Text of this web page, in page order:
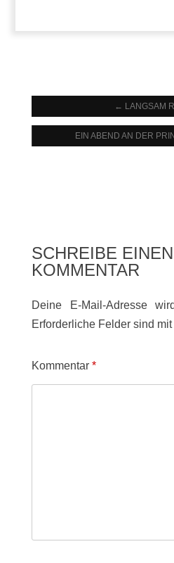
← LANGSAM
EIN ABEND AN DER
SCHREIBE EINEN
KOMMENTAR
Deine E-Mail-Adresse
Erforderliche Felder sind mit
Kommentar *